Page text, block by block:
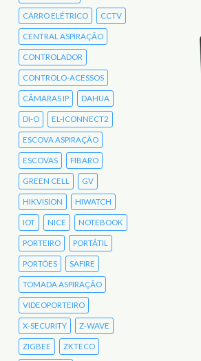
CARRO ELÉTRICO CCTV
CENTRAL ASPIRAÇÃO
CONTROLADOR
CONTROLO-ACESSOS
CÂMARAS IP DAHUA
DI-O EL-ICONNECT2
ESCOVA ASPIRAÇÃO
ESCOVAS FIBARO
GREEN CELL GV
HIKVISION HIWATCH
IOT NICE NOTEBOOK
PORTEIRO PORTÁTIL
PORTÕES SAFIRE
TOMADA ASPIRAÇÃO
VIDEOPORTEIRO
X-SECURITY Z-WAVE
ZIGBEE ZKTECO
Branded HDCVI F. Gateway 1/2.7 2MP
IoT 30m
21,33€ (S/Iva)26,24€(C/Iva)
ADICIONAR